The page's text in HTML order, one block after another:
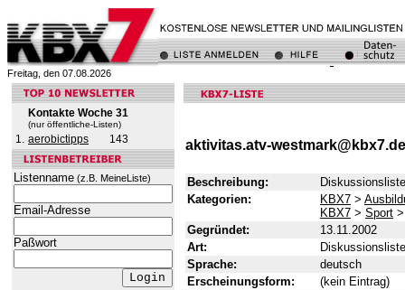
Freitag, den 07.08.2026
Kontakte Woche 31
(nur öffentliche-Listen)
1. aerobictipps 143
Listenname (z.B. MeineListe)
Email-Adresse
Paßwort
aktivitas.atv-westmark@kbx7.de
Beschreibung:
Kategorien:
KBX7 >
KBX7 > Sport
Gegründet:
13.11.2002
Art:
Diskussionsliste
Sprache:
deutsch
Erscheinungsform:
(kein Eintrag)